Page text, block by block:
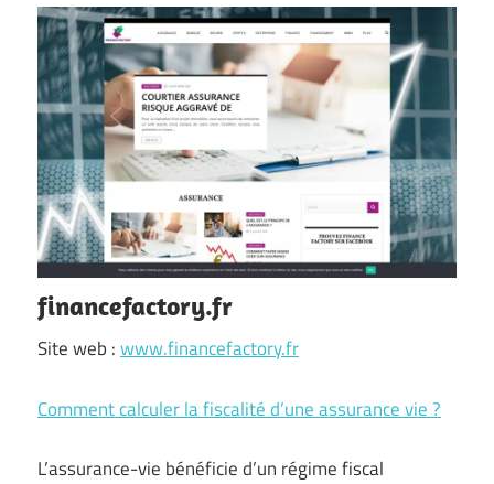
financefactory.fr
Site web :www.financefactory.fr
Comment calculer la fiscalité d’une assurance vie ?
L’assurance-vie bénéficie d’un régime fiscal